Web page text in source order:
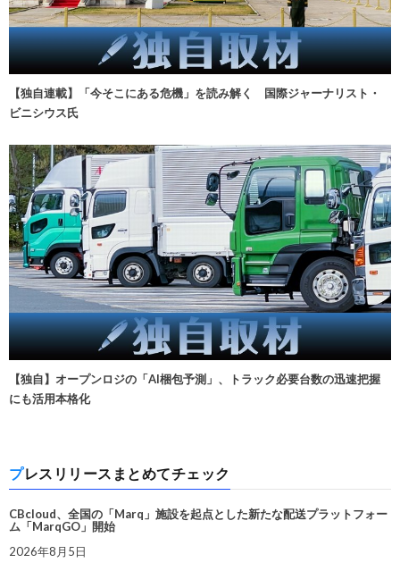
【独自連載】「今そこにある危機」を読み解く 国際ジャーナリスト・
ビニシウス氏
【独自】オープンロジの「AI梱包予測」、トラック必要台数の迅速把握
にも活用本格化
プレスリリースまとめてチェック
CBcloud、全国の「Marq」施設を起点とした新たな配送プラットフォー
ム「MarqGO」開始
2026年8月5日